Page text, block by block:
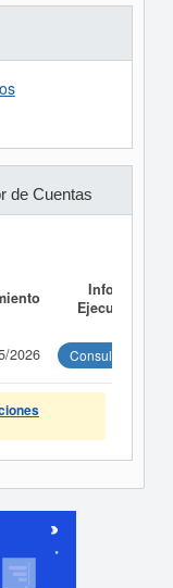
de Cuentas
Informe
Ejecutivo
2026 Consultar